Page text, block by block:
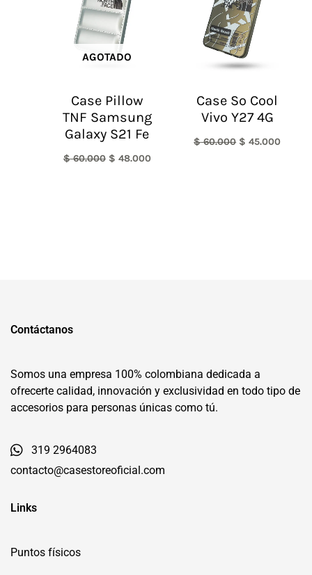
AGOTADO
Case Pillow
TNF Samsung
Galaxy S21 Fe
$60.000 $ 48.000
Case So Cool
Vivo Y27 4G
$60.000 $ 45.000
Contáctanos
Somos una empresa 100% colombiana dedicada a
ofrecerte calidad, innovación y exclusividad en todo tipo de
accesorios para personas únicas como tú.
319 2964083
contacto@casestoreoficial.com
Links
Puntos físicos